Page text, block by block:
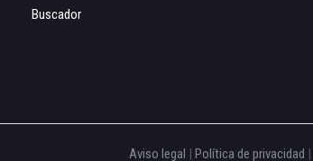
Buscador
Aviso legal | Política de privacidad |